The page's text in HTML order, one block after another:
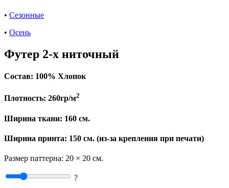
• Сезонные
• Осень
Футер 2-х ниточный
Состав: 100% Хлопок
Плотность: 260гр/м2
Ширина ткани: 160 см.
Ширина принта: 150 см. (из-за крепления при печати)
Размер паттерна: 20 × 20 см.
?